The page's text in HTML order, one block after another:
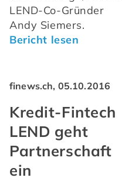
LEND-Co-Gründer
Bericht lesen
finews.ch, 05.10.2016
Kredit-Fintech
LEND geht
Partnerschaft
ein